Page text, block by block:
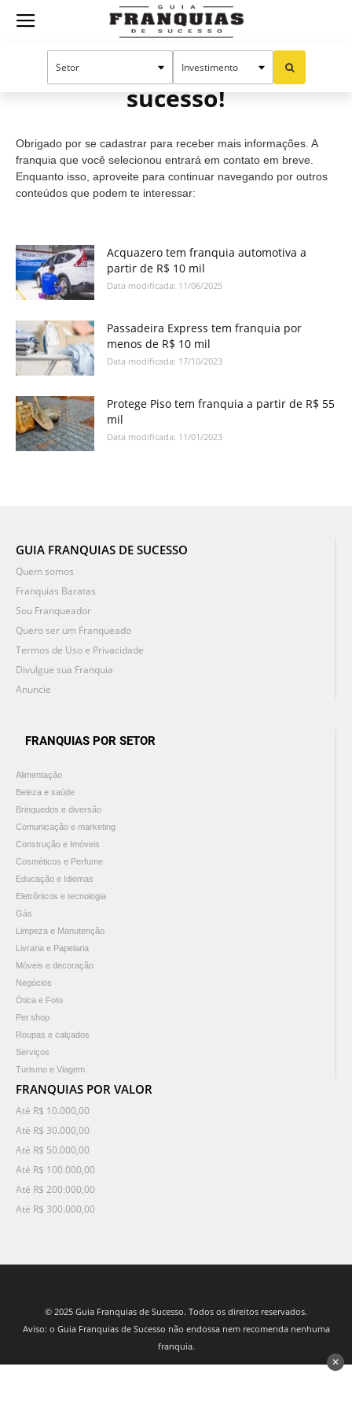
Guia
Cadastro efetuado com
sucesso!
Obrigado por se cadastrar para receber mais informações. A
franquia que você selecionou entrará em contato em breve.
Enquanto isso, aproveite para continuar navegando por outros
conteúdos que podem te interessar:
Acquazero tem franquia automotiva a
partir de R$ 10 mil
Data modificada: 11/06/2025
Passadeira Express tem franquia por
menos de R$ 10 mil
Data modificada: 17/10/2023
Protege Piso tem franquia a partir de R$ 55
mil
Data modificada: 11/01/2023
GUIA FRANQUIAS DE SUCESSO
Quem somos
Franquias Baratas
Sou Franqueador
Quero ser um Franqueado
Termos de Uso e Privacidade
Divulgue sua Franquia
Anuncie
FRANQUIAS POR SETOR
Alimentação
Beleza e saúde
Brinquedos e diversão
Comunicação e marketing
Construção e Imóveis
Cosméticos e Perfume
Educação e Idiomas
Eletrônicos e tecnologia
Gás
Limpeza e Manutenção
Livraria e Papelaria
Móveis e decoração
Negócios
Ótica e Foto
Pet shop
Roupas e calçados
Serviços
Turismo e Viagem
FRANQUIAS POR VALOR
Até R$ 10.000,00
Até R$ 30.000,00
Até R$ 50.000,00
Até R$ 100.000,00
Até R$ 200.000,00
Até R$ 300.000,00
© 2025 Guia Franquias de Sucesso. Todos os direitos reservados.
Aviso: o Guia Franquias de Sucesso não endossa nem recomenda nenhuma
franquia.
✕